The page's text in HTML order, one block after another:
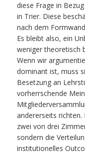
diese Frage in
in Trier. Diese
nach dem
Es bleibt also, ein
weniger theoretisch
Wenn wir
dominant ist, muss
Besetzung an
vorherrschende
andererseits
zwei von drei
sondern die
institutionelles